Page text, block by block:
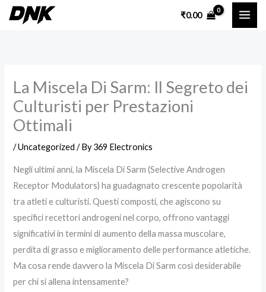
Skip
₹0.00
La Miscela Di Sarm: Il Segreto dei
Culturisti per Prestazioni
Ottimali
/Uncategorized / By369 Electronics
Negli ultimi anni, la Miscela Di Sarm (Selective Androgen
Receptor Modulators) ha guadagnato crescente popolarità
tra atleti e culturisti. Questi composti, che agiscono su
specifici recettori androgeni nel corpo, offrono vantaggi
significativi in termini di aumento della massa muscolare,
perdita di grasso e miglioramento delle performance atletiche.
Ma cosa rende davvero la Miscela Di Sarm così desiderabile
per chi si allena intensamente?